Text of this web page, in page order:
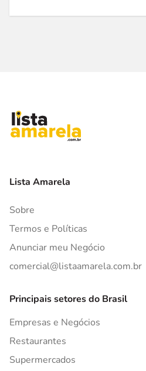
Lista Amarela
Sobre
Termos e Políticas
Anunciar meu Negócio
comercial@listaamarela.com.br
Principais setores do Brasil
Empresas e Negócios
Restaurantes
Supermercados